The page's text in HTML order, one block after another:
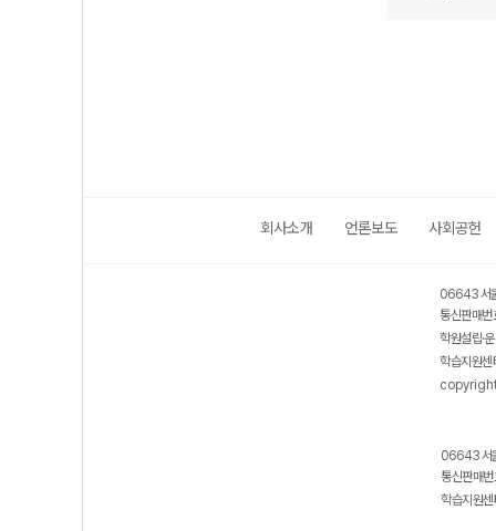
회사소개 언론보도 사회공헌
06643 서
통신판매
학원설립·
학습지원
06643 서
통신판매
학습지원